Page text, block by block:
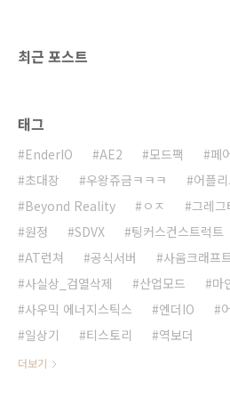
최근 포스트
태그
EnderIO AE2 모드팩 페
초대장
우왕쥬금ㅋㅋㅋ
어플
Beyond Reality
ㅇㅈ 그레그
원정
SDVX 팅커스컨스트럭트
AT런쳐
공식서버 사움크래프
사실상_검열삭제
산업모드
마
사우믹 에너지스틱스
엔더IO
일상기
티스토리 역보더
더보기